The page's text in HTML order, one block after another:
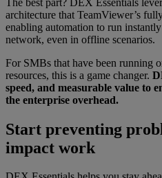
architecture that TeamViewer’s
enabling automation to run
network, even in offline scenarios.
For SMBs that have been running
resources, this is a game changer.
speed, and measurable value to
the enterprise overhead.
Start preventing
impact work